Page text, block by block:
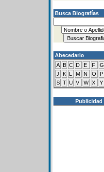
Busca Biografías
Abecedario
A B C D E F G
J
K L M N O P
S T U V W X Y
Publicidad